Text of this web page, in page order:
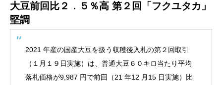
大豆前回比２．５％高 第２回「フクユタカ」
堅調
2021 年産の国産大豆を扱う収穫後入札の第２回取引
（１月１９日実施）は、普通大豆６０キロ当たり平均
落札価格が9,987 円で前回（21 年12 月15 日実施）比